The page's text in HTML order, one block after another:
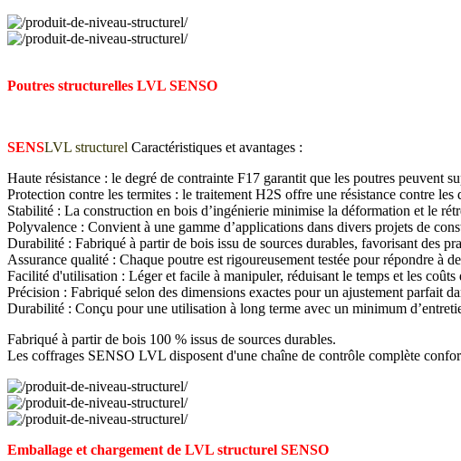
Poutres structurelles LVL SENSO
SENSLVL structurel Caractéristiques et avantages :
Haute résistance : le degré de contrainte F17 garantit que les poutres peuvent
Protection contre les termites : le traitement H2S offre une résistance contre les
Stabilité : La construction en bois d’ingénierie minimise la déformation et le
Polyvalence : Convient à une gamme d’applications dans divers projets de
Durabilité : Fabriqué à partir de bois issu de sources durables, favorisant des
Assurance qualité : Chaque poutre est rigoureusement testée pour répondre à
Facilité d'utilisation : Léger et facile à manipuler, réduisant le temps et les coûts
Précision : Fabriqué selon des dimensions exactes pour un ajustement parfait
Durabilité : Conçu pour une utilisation à long terme avec un minimum
Fabriqué à partir de bois 100 % issus de sources durables.
Les coffrages SENSO LVL disposent d'une chaîne de contrôle complète
Emballage et chargement de LVL structurel SENSO